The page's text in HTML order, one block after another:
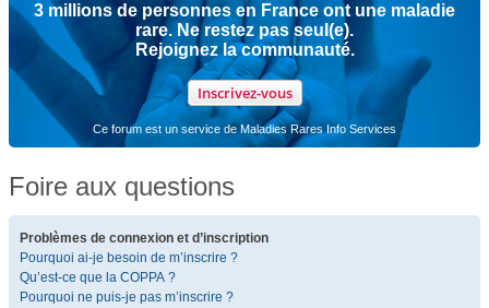
3 millions de personnes en France ont une maladie
rare. Ne restez pas seul(e).
Rejoignez la communauté.
Inscrivez-vous
Ce forum est un service de Maladies Rares Info Services
Foire aux questions
Problèmes de connexion et d’inscription
Pourquoi ai-je besoin de m’inscrire ?
Qu’est-ce que la COPPA ?
Pourquoi ne puis-je pas m’inscrire ?